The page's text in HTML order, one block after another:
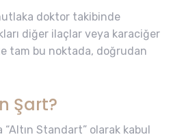
doktor takibinde
diğer ilaçlar veya karaciğer
tam bu noktada, doğrudan
Şart?
Standart” olarak kabul